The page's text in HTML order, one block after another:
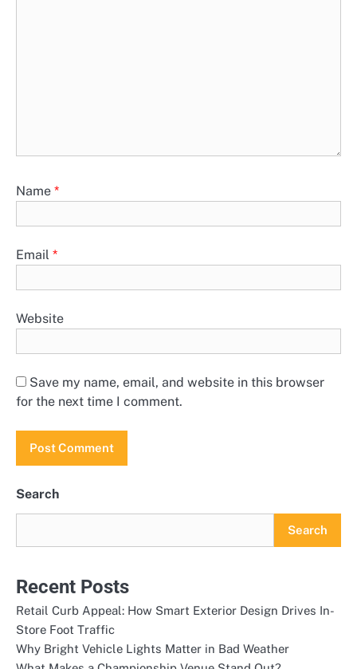
Name *
Email *
Website
Save my name, email, and website in this browser
for the next time I comment.
Search
Search
Recent Posts
Retail Curb Appeal: How Smart Exterior Design Drives In-
Store Foot Traffic
Why Bright Vehicle Lights Matter in Bad Weather